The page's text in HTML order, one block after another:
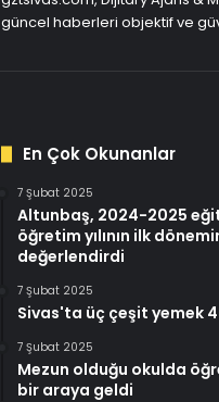
güncel haberleri objektif ve
En Çok Okunanlar
7 Şubat 2025
Altunbaş, 2024-2025
öğretim yılının ilk
değerlendirdi
7 Şubat 2025
Sivas'ta üç çeşit yemek
7 Şubat 2025
Mezun olduğu okulda
bir araya geldi